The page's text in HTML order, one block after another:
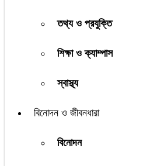
তথ্য ও প্রযুক্তি
শিক্ষা ও ক্যাম্পাস
স্বাস্থ্য
বিনোদন ও জীবনধারা
বিনোদন